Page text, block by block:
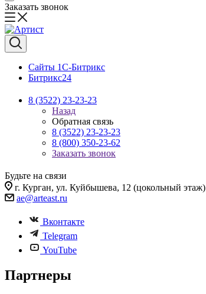
Заказать звонок
Сайты 1С-Битрикс
Битрикс24
8 (3522) 23-23-23
Назад
Обратная связь
8 (3522) 23-23-23
8 (800) 350-23-62
Заказать звонок
Будьте на связи
г. Курган, ул. Куйбышева, 12 (цокольный этаж)
ae@arteast.ru
Вконтакте
Telegram
YouTube
Партнеры